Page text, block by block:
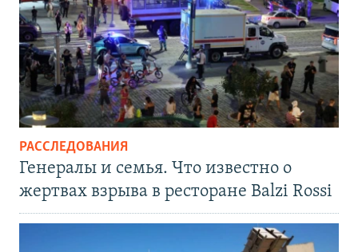
РАССЛЕДОВАНИЯ
Генералы и семья. Что известно о
жертвах взрыва в ресторане Balzi Rossi